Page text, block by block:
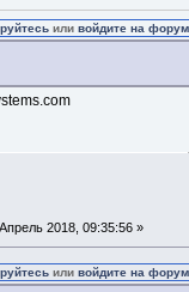
иливойдите на форум
2018, 09:35:56 »
иливойдите на форум